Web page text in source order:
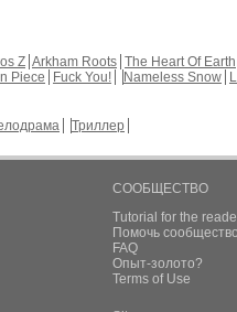
Z Arkham Roots The Heart Of Earth
Piece Fuck You! Nameless Snow
Триллер
СООБЩЕСТВО
Tutorial for the
Помочь
FAQ
Опыт-золото?
Terms of Use